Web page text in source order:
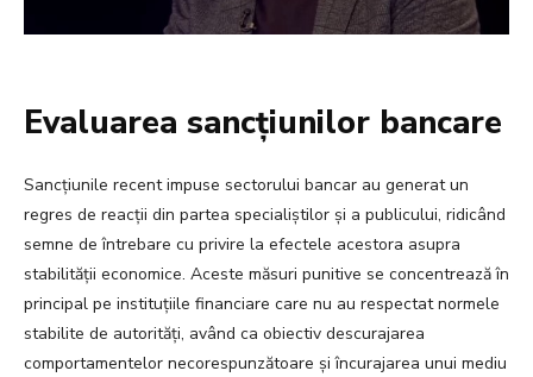
Evaluarea sancțiunilor bancare
Sancțiunile recent impuse sectorului bancar au generat un
regres de reacții din partea specialiștilor și a publicului, ridicând
semne de întrebare cu privire la efectele acestora asupra
stabilității economice. Aceste măsuri punitive se concentrează în
principal pe instituțiile financiare care nu au respectat normele
stabilite de autorități, având ca obiectiv descurajarea
comportamentelor necorespunzătoare și încurajarea unui mediu